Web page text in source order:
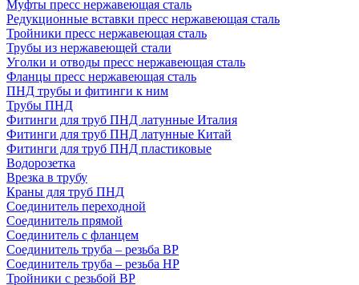
Муфты пресс нержавеющая сталь
Редукционные вставки пресс нержавеющая сталь
Тройники пресс нержавеющая сталь
Трубы из нержавеющей стали
Уголки и отводы пресс нержавеющая сталь
Фланцы пресс нержавеющая сталь
ПНД трубы и фитинги к ним
Трубы ПНД
Фитинги для труб ПНД латунные Италия
Фитинги для труб ПНД латунные Китай
Фитинги для труб ПНД пластиковые
Водорозетка
Врезка в трубу
Краны для труб ПНД
Соединитель переходной
Соединитель прямой
Соединитель с фланцем
Соединитель труба – резьба ВР
Соединитель труба – резьба НР
Тройники с резьбой ВР